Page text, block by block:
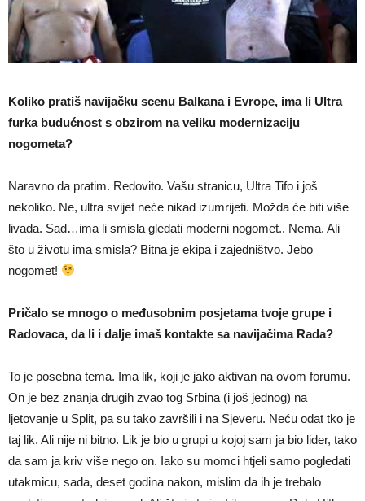
Koliko pratiš navijačku scenu Balkana i Evrope, ima li Ultra
furka budućnost s obzirom na veliku modernizaciju
nogometa?
Naravno da pratim. Redovito. Vašu stranicu, Ultra Tifo i još
nekoliko. Ne, ultra svijet neće nikad izumrijeti. Možda će biti više
livada. Sad…ima li smisla gledati moderni nogomet.. Nema. Ali
što u životu ima smisla? Bitna je ekipa i zajedništvo. Jebo
nogomet!
Pričalo se mnogo o međusobnim posjetama tvoje grupe i
Radovaca, da li i dalje imaš kontakte sa navijačima Rada?
To je posebna tema. Ima lik, koji je jako aktivan na ovom forumu.
On je bez znanja drugih zvao tog Srbina (i još jednog) na
ljetovanje u Split, pa su tako završili i na Sjeveru. Neću odat tko je
taj lik. Ali nije ni bitno. Lik je bio u grupi u kojoj sam ja bio lider, tako
da sam ja kriv više nego on. Iako su momci htjeli samo pogledati
utakmicu, sada, deset godina nakon, mislim da ih je trebalo